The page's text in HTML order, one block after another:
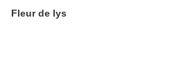
Fleur de lys